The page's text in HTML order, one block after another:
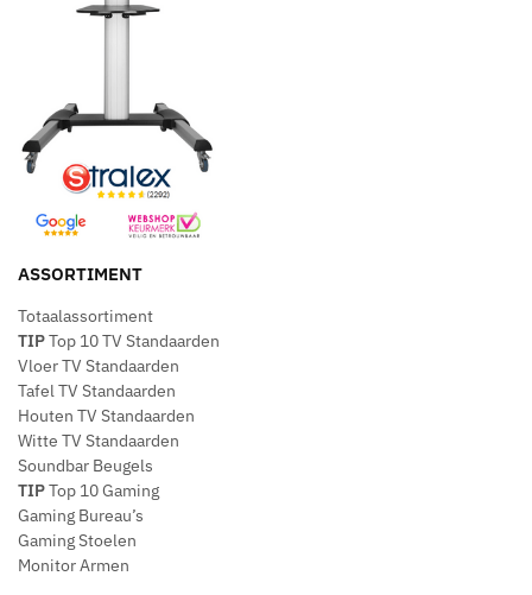
ASSORTIMENT
Totaalassortiment
TIPTop 10 TV Standaarden
Vloer TV Standaarden
Tafel TV Standaarden
Houten TV Standaarden
Witte TV Standaarden
Soundbar Beugels
TIPTop 10 Gaming
Gaming Bureau’s
Gaming Stoelen
Monitor Armen